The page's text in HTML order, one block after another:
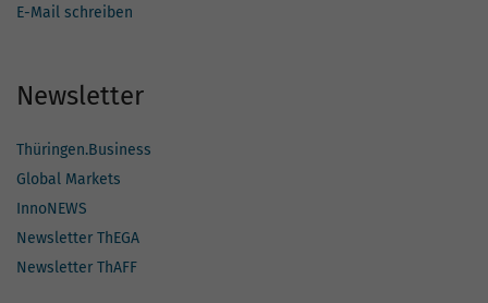
E-Mail schreiben
Newsletter
Thüringen.Business
Global Markets
InnoNEWS
Newsletter ThEGA
Newsletter ThAFF